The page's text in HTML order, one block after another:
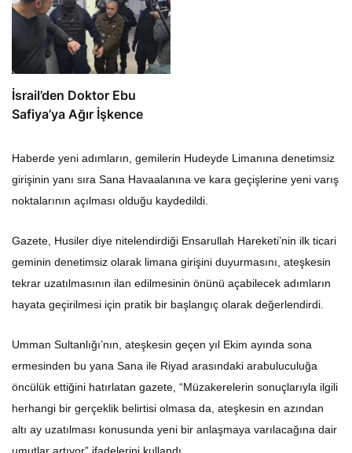
İsrail’den Doktor Ebu
Safiya’ya Ağır İşkence
Haberde yeni adımların, gemilerin Hudeyde Limanına denetimsiz
girişinin yanı sıra Sana Havaalanına ve kara geçişlerine yeni varış
noktalarının açılması olduğu kaydedildi.
Gazete, Husiler diye nitelendirdiği Ensarullah Hareketi’nin ilk ticari
geminin denetimsiz olarak limana girişini duyurmasını, ateşkesin
tekrar uzatılmasının ilan edilmesinin önünü açabilecek adımların
hayata geçirilmesi için pratik bir başlangıç ​​olarak değerlendirdi.
Umman Sultanlığı’nın, ateşkesin geçen yıl Ekim ayında sona
ermesinden bu yana Sana ile Riyad arasındaki arabuluculuğa
öncülük ettiğini hatırlatan gazete, “Müzakerelerin sonuçlarıyla ilgili
herhangi bir gerçeklik belirtisi olmasa da, ateşkesin en azından
altı ay uzatılması konusunda yeni bir anlaşmaya varılacağına dair
umutlar artıyor” ifadelerini kullandı.